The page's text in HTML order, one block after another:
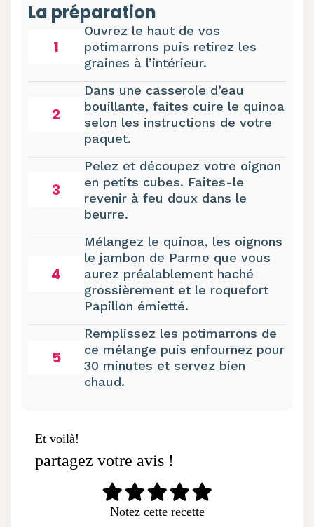
La préparation
1
Ouvrez le haut de vos
potimarrons puis retirez les
graines à l’intérieur.
2
Dans une casserole d’eau
bouillante, faites cuire le quinoa
selon les instructions de votre
paquet.
3
Pelez et découpez votre oignon
en petits cubes. Faites-le
revenir à feu doux dans le
beurre.
4
Mélangez le quinoa, les oignons
le jambon de Parme que vous
aurez préalablement haché
grossièrement et le roquefort
Papillon émietté.
5
Remplissez les potimarrons de
ce mélange puis enfournez pour
30 minutes et servez bien
chaud.
Et voilà!
partagez votre avis !
Notez cette recette